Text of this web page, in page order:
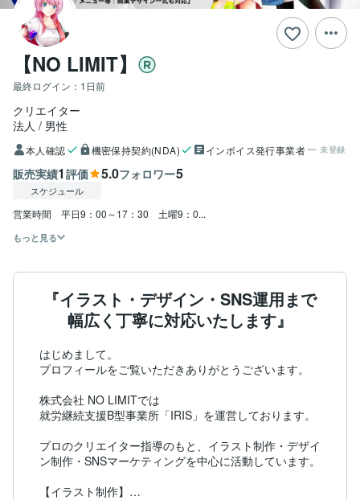
【NO LIMIT】
最終ログイン： 1日前
クリエイター
法人
男性
本人確認 機密保持契約(NDA) インボイス発行事業者 未登録
販売実績1 評価 5.0フォロワー5
スケジュール
営業時間　平日9：00～17：30　土曜9：0...
もっと見る
『イラスト・デザイン・SNS運用まで
幅広く丁寧に対応いたします』
はじめまして。
プロフィールをご覧いただきありがとうございます。
株式会社 NO LIMITでは
就労継続支援B型事業所「IRIS」を運営しております。
プロのクリエイター指導のもと、イラスト制作・デザイ
ン制作・SNSマーケティングを中心に活動しています。
【イラスト制作】